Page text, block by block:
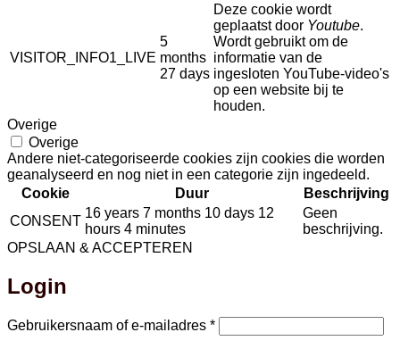
VISITOR_INFO1_LIVE
5
months
27 days
Deze cookie wordt
geplaatst door Youtube.
Wordt gebruikt om de
informatie van de
ingesloten YouTube-video's
op een website bij te
houden.
Overige
Overige
Andere niet-categoriseerde cookies zijn cookies die worden
geanalyseerd en nog niet in een categorie zijn ingedeeld.
Cookie
Duur
Beschrijving
CONSENT
16 years 7 months 10 days 12
hours 4 minutes
Geen
beschrijving.
OPSLAAN & ACCEPTEREN
Login
Gebruikersnaam of e-mailadres *Vereist